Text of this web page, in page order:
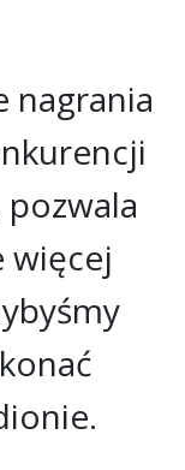
nagrania
więcej